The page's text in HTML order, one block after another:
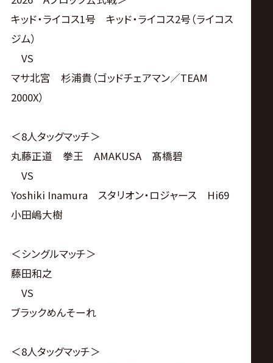
キッド・ライコス1号 キッド・ライコス2号（ライコス
ジム）
VS
マサ北宮 杉浦貴（ゴッドチェアマン／TEAM
2000X）
＜8人タッグマッチ＞
丸藤正道 拳王 AMAKUSA 髙橋碧
VS
Yoshiki Inamura スタリオン・ロジャース Hi69
小田嶋大樹
＜シングルマッチ＞
藤田和之
VS
ブラックめんそーれ
＜8人タッグマッチ＞